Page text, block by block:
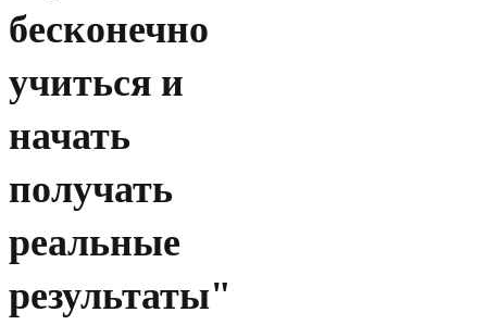
бесконечно
учиться и
начать
получать
реальные
результаты"